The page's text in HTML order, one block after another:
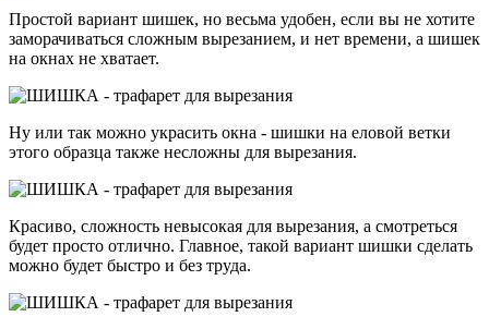
Простой вариант шишек, но весьма удобен, если вы не хотите
заморачиваться сложным вырезанием, и нет времени, а шишек
на окнах не хватает.
Ну или так можно украсить окна - шишки на еловой ветки
этого образца также несложны для вырезания.
Красиво, сложность невысокая для вырезания, а смотреться
будет просто отлично. Главное, такой вариант шишки сделать
можно будет быстро и без труда.